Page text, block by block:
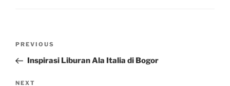
Previous
Post
PREVIOUS
Inspirasi Liburan Ala Italia di Bogor
Next
NEXT